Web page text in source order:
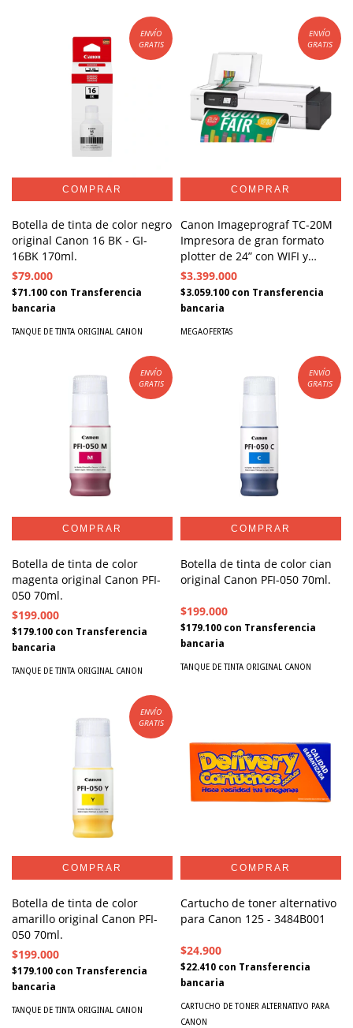
ENVÍO
GRATIS
Botella de tinta de color negro
original Canon 16 BK - GI-
16BK 170ml.
$79.000
$71.100 con Transferencia
bancaria
TANQUE DE TINTA ORIGINAL CANON
ENVÍO
GRATIS
Canon Imageprograf TC-20M
Impresora de gran formato
plotter de 24” con WIFI y
escáner
$3.399.000
$3.059.100 con Transferencia
bancaria
MEGAOFERTAS
ENVÍO
GRATIS
Botella de tinta de color
magenta original Canon PFI-
050 70ml.
$199.000
$179.100 con Transferencia
bancaria
TANQUE DE TINTA ORIGINAL CANON
ENVÍO
GRATIS
Botella de tinta de color cian
original Canon PFI-050 70ml.
$199.000
$179.100 con Transferencia
bancaria
TANQUE DE TINTA ORIGINAL CANON
ENVÍO
GRATIS
Botella de tinta de color
amarillo original Canon PFI-
050 70ml.
$199.000
$179.100 con Transferencia
bancaria
TANQUE DE TINTA ORIGINAL CANON
Cartucho de toner alternativo
para Canon 125 - 3484B001
$24.900
$22.410 con Transferencia
bancaria
CARTUCHO DE TONER ALTERNATIVO PARA
CANON